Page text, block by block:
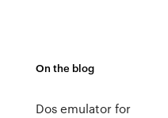
On the blog
Dos emulator for